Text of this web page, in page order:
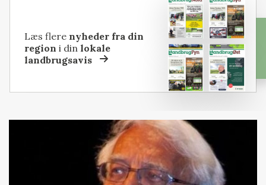
Læs flere nyheder fra din
region i dinlokale
landbrugsavis